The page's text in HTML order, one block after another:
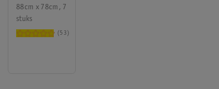
88cm x 78cm, 7
stuks
53